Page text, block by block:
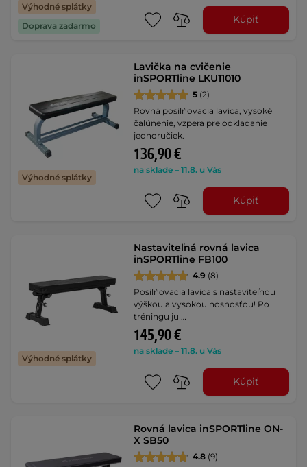
Výhodné splátky
Doprava zadarmo
Kúpiť
Výhodné splátky
Lavička na cvičenie
inSPORTline LKU11010
5 (2)
Rovná posilňovacia lavica, vysoké
čalúnenie, vzpera pre odkladanie
jednoručiek.
136,90 €
na sklade – 11.8. u Vás
Kúpiť
Výhodné splátky
Nastaviteľná rovná lavica
inSPORTline FB100
4.9 (8)
Posilňovacia lavica s nastaviteľnou
výškou a vysokou nosnosťou! Po
tréningu ju …
145,90 €
na sklade – 11.8. u Vás
Kúpiť
Rovná lavica inSPORTline ON-
X SB50
4.8 (9)